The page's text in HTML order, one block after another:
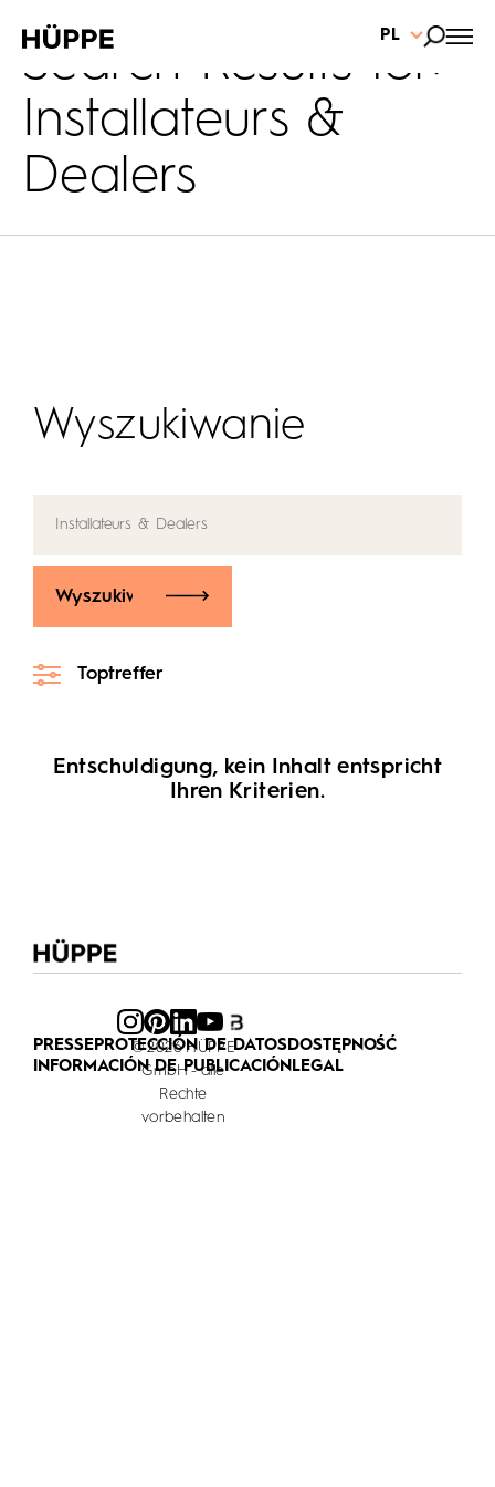
PL
Search Results for:
Installateurs &
Dealers
Wyszukiwanie
Wyszukiwanie
Toptreffer
Entschuldigung, kein Inhalt entspricht
Ihren Kriterien.
PRESSEPROTECCIÓN DE DATOSDOSTĘPNOŚĆ
INFORMACIÓN DE PUBLICACIÓNLEGAL
© 2026 HÜPPE
GmbH - alle
Rechte
vorbehalten